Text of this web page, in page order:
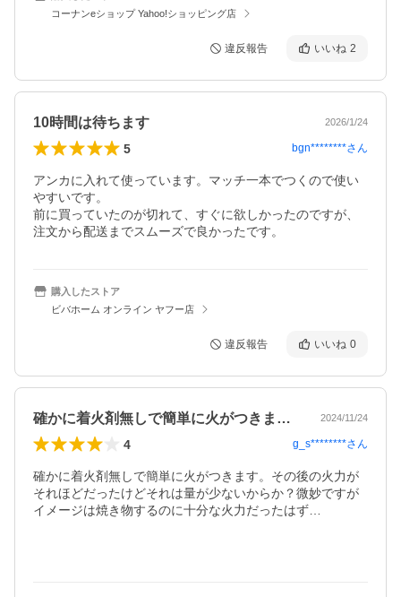
コーナンeショップ Yahoo!ショッピング店
違反報告 いいね 2
10時間は待ちます 2026/1/24
5 bgn********さん
アンカに入れて使っています。マッチ一本でつくので使い
やすいです。
前に買っていたのが切れて、すぐに欲しかったのですが、
注文から配送までスムーズで良かったです。
購入したストア
ビバホーム オンライン ヤフー店
違反報告 いいね 0
確かに着火剤無しで簡単に火がつきます。… 2024/11/24
4 g_s********さん
確かに着火剤無しで簡単に火がつきます。その後の火力が
それほどだったけどそれは量が少ないからか？微妙ですが
イメージは焼き物するのに十分な火力だったはず…